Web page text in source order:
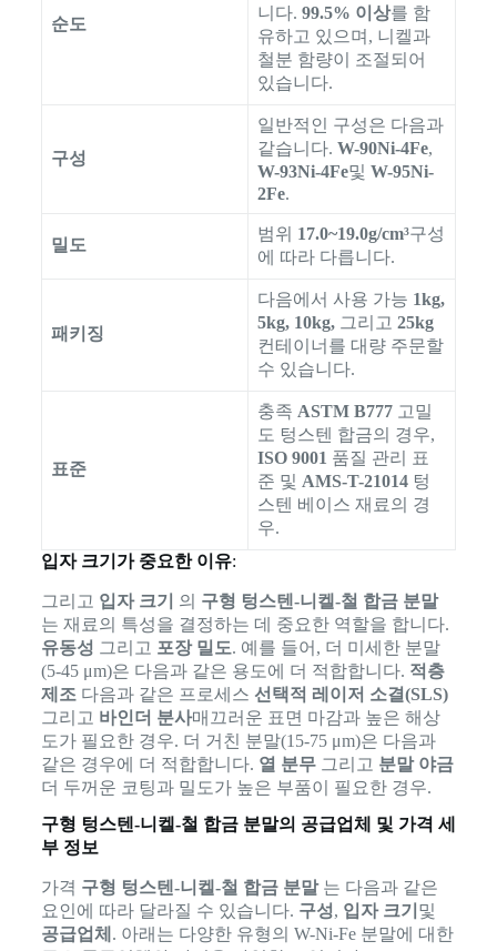
순도
니다. 99.5% 이상를 함
유하고 있으며, 니켈과
철분 함량이 조절되어
있습니다.
구성
일반적인 구성은 다음과
같습니다. W-90Ni-4Fe,
W-93Ni-4Fe및 W-95Ni-
2Fe.
밀도
범위 17.0~19.0g/cm³구성
에 따라 다릅니다.
패키징
다음에서 사용 가능 1kg,
5kg, 10kg,그리고 25kg
컨테이너를 대량 주문할
수 있습니다.
표준
충족 ASTM B777고밀
도 텅스텐 합금의 경우,
ISO 9001 품질 관리 표
준 및 AMS-T-21014텅
스텐 베이스 재료의 경
우.
입자 크기가 중요한 이유:
그리고 입자 크기 의 구형 텅스텐-니켈-철 합금 분말
는 재료의 특성을 결정하는 데 중요한 역할을 합니다.
유동성 그리고 포장 밀도. 예를 들어, 더 미세한 분말
(5-45 μm)은 다음과 같은 용도에 더 적합합니다. 적층
제조 다음과 같은 프로세스 선택적 레이저 소결(SLS)
그리고 바인더 분사매끄러운 표면 마감과 높은 해상
도가 필요한 경우. 더 거친 분말(15-75 μm)은 다음과
같은 경우에 더 적합합니다. 열 분무그리고 분말 야금
더 두꺼운 코팅과 밀도가 높은 부품이 필요한 경우.
구형 텅스텐-니켈-철 합금 분말의 공급업체 및 가격 세
부 정보
가격 구형 텅스텐-니켈-철 합금 분말는 다음과 같은
요인에 따라 달라질 수 있습니다. 구성, 입자 크기 및
공급업체 . 아래는 다양한 유형의 W-Ni-Fe 분말에 대한